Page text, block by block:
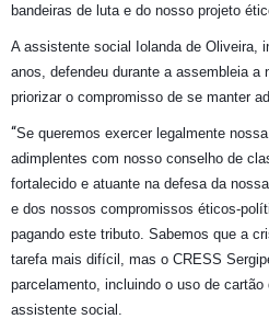
bandeiras de luta e do nosso projeto
A assistente social Iolanda de Oliveira,
anos, defendeu durante a assembleia a
priorizar o compromisso de se manter
“Se queremos exercer legalmente
adimplentes com nosso conselho de
fortalecido e atuante na defesa da
e dos nossos compromissos éticos-
pagando este tributo. Sabemos que a
tarefa mais difícil, mas o CRESS
parcelamento, incluindo o uso de cartão
assistente social.